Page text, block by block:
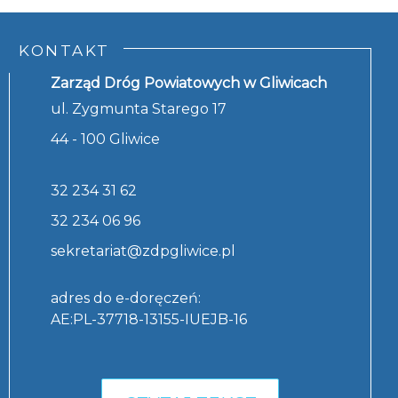
KONTAKT
Zarząd Dróg Powiatowych w Gliwicach
ul. Zygmunta Starego 17
44 - 100 Gliwice
32 234 31 62
32 234 06 96
sekretariat@zdpgliwice.pl
adres do e-doręczeń:
AE:PL-37718-13155-IUEJB-16